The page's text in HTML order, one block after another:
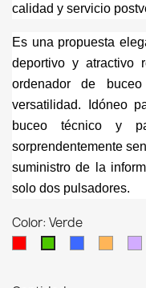
calidad y servicio
Es una propuesta
deportivo y atractivo
ordenador de
versatilidad. Idóneo
buceo técnico y
sorprendentemente
suministro de la
solo dos pulsadores.
Color: Verde